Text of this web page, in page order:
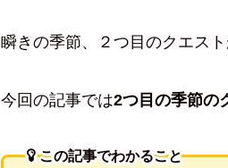
瞬きの季節、２つ目のクエス
今回の記事では2つ目の季節の
この記事でわかること